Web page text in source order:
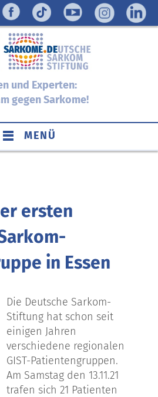
und Experten:
gegen Sarkome!
MENÜ
ersten
in Essen
Die Deutsche Sarkom-
Stiftung hat schon seit
einigen Jahren
verschiedene regionalen
GIST-Patientengruppen.
Am Samstag den 13.11.21
trafen sich 21 Patienten